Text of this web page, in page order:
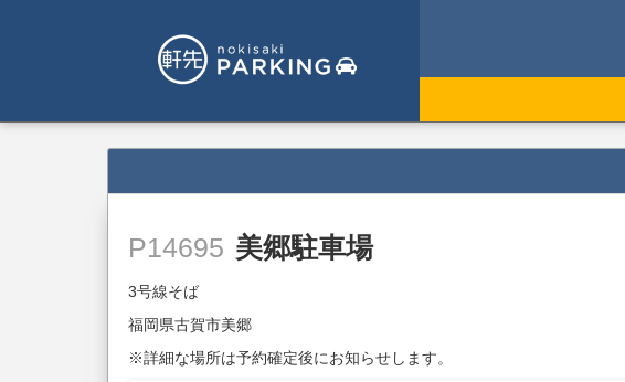
P14695 美郷駐車場
3号線そば
福岡県古賀市美郷
※詳細な場所は予約確定後にお知らせします。